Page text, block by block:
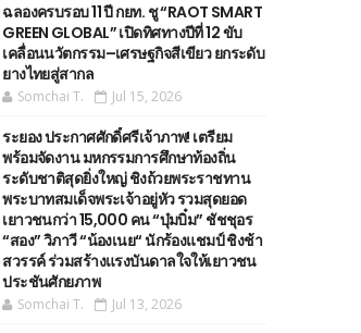
ฉลองครบรอบ 11 ปี กยท. ชู “RAOT SMART
GREEN GLOBAL” เปิดทิศทางปีที่ 12 ขับ
เคลื่อนนวัตกรรม–เศรษฐกิจสีเขียว ยกระดับ
ยางไทยสู่สากล
Somchai T. Jul 15, 2026
ระยอง ประกาศศักดิ์ศรีเจ้าภาพ! เตรียม
พร้อมจัดงาน มหกรรมการศึกษาท้องถิ่น
ระดับชาติสุดยิ่งใหญ่ ชิงถ้วยพระราชทาน
พระบาทสมเด็จพระเจ้าอยู่หัว รวมสุดยอด
เยาวชนกว่า 15,000 คน “บุ๋มบิ๋ม” ชัชชุอร
“สอง” วิภาวี “น้องเนย“ นักร้องแชมป์ ชิงช้า
สวรรค์ ร่วมสร้างแรงบันดาลใจให้เยาวชน
ประชันศักยภาพ
Somchai T. Jul 13, 2026